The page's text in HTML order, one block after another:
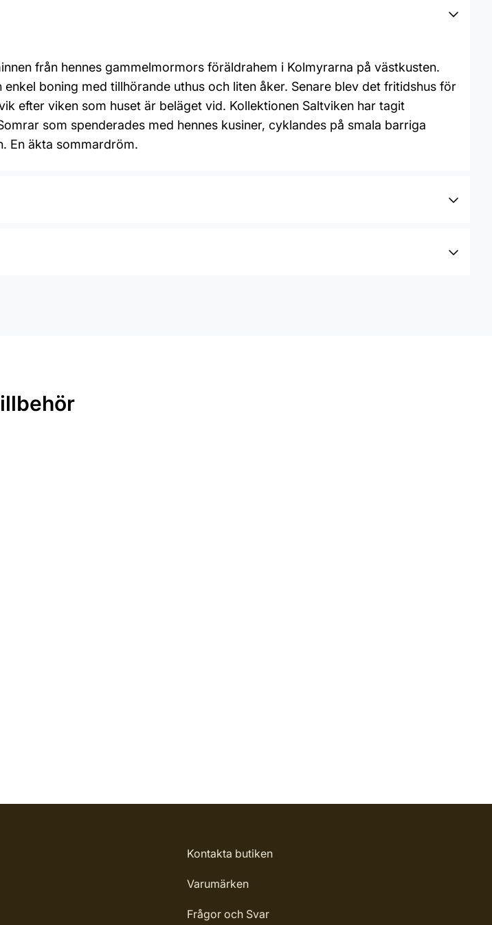
från hennes gammelmormors föräldrahem i Kolmyrarna på västkusten.
boning med tillhörande uthus och liten åker. Senare blev det fritidshus för
efter viken som huset är beläget vid. Kollektionen Saltviken har tagit
som spenderades med hennes kusiner, cyklandes på smala barriga
En äkta sommardröm.
Kontakta butiken
Varumärken
Frågor och Svar